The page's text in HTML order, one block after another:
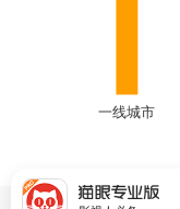
一线城市